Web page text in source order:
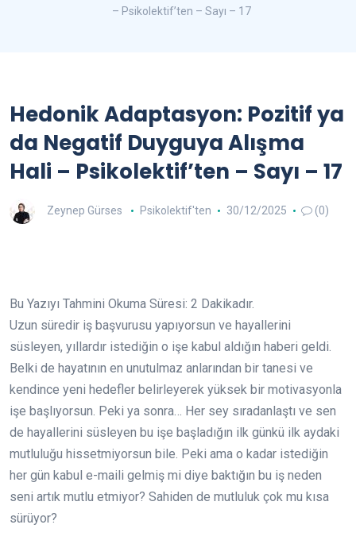
– Psikolektif’ten – Sayı – 17
Hedonik Adaptasyon: Pozitif ya
da Negatif Duyguya Alışma
Hali – Psikolektif’ten – Sayı – 17
Zeynep Gürses Psikolektif'ten 30/12/2025 (0)
Bu Yazıyı Tahmini Okuma Süresi: 2 Dakikadır.
Uzun süredir iş başvurusu yapıyorsun ve hayallerini
süsleyen, yıllardır istediğin o işe kabul aldığın haberi geldi.
Belki de hayatının en unutulmaz anlarından bir tanesi ve
kendince yeni hedefler belirleyerek yüksek bir motivasyonla
işe başlıyorsun. Peki ya sonra… Her sey sıradanlaştı ve sen
de hayallerini süsleyen bu işe başladığın ilk günkü ilk aydaki
mutluluğu hissetmiyorsun bile. Peki ama o kadar istediğin
her gün kabul e-maili gelmiş mi diye baktığın bu iş neden
seni artık mutlu etmiyor? Sahiden de mutluluk çok mu kısa
sürüyor?